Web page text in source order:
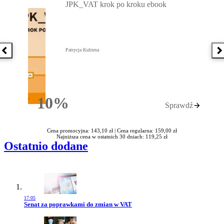
Poprzednia książka
10%Rabatu
JPK_VAT krok po kroku ebook
Patrycja Kubiesa
Sprawdź
Cena promocyjna: 143,10 zł | Cena regularna: 159,00 zł
Najniższa cena w ostatnich 30 dniach: 119,25 zł
Ostatnio dodane
17:05
Przejdź do artykułu:
Senat za poprawkami do zmian w VAT